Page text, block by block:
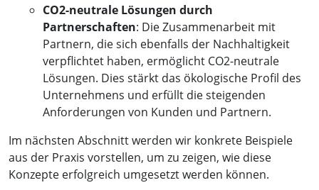
CO2-neutrale Lösungen durch
Partnerschaften: Die Zusammenarbeit mit
Partnern, die sich ebenfalls der Nachhaltigkeit
verpflichtet haben, ermöglicht CO2-neutrale
Lösungen. Dies stärkt das ökologische Profil des
Unternehmens und erfüllt die steigenden
Anforderungen von Kunden und Partnern.
Im nächsten Abschnitt werden wir konkrete Beispiele
aus der Praxis vorstellen, um zu zeigen, wie diese
Konzepte erfolgreich umgesetzt werden können.